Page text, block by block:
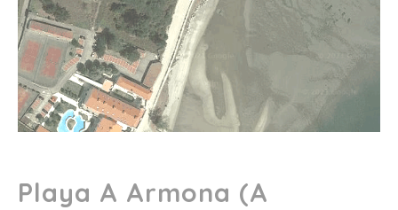
Playa A Armona (A